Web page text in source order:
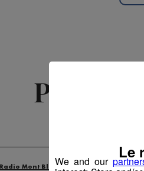
Radio Mont Blanc Animation La
We and our Le